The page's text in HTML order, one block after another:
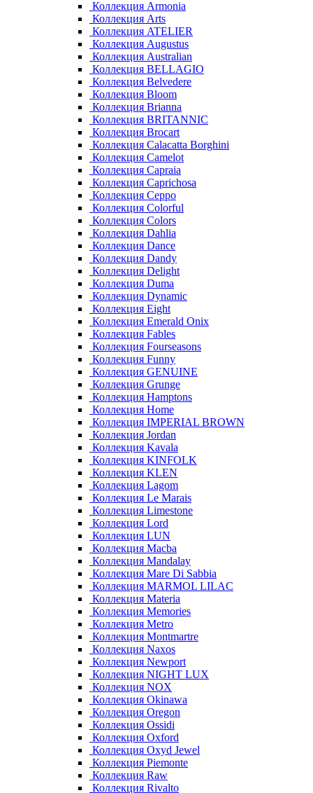
Коллекция Armonia
Коллекция Arts
Коллекция ATELIER
Коллекция Augustus
Коллекция Australian
Коллекция BELLAGIO
Коллекция Belvedere
Коллекция Bloom
Коллекция Brianna
Коллекция BRITANNIC
Коллекция Brocart
Коллекция Calacatta Borghini
Коллекция Camelot
Коллекция Capraia
Коллекция Caprichosa
Коллекция Ceppo
Коллекция Colorful
Коллекция Colors
Коллекция Dahlia
Коллекция Dance
Коллекция Dandy
Коллекция Delight
Коллекция Duma
Коллекция Dynamic
Коллекция Eight
Коллекция Emerald Onix
Коллекция Fables
Коллекция Fourseasons
Коллекция Funny
Коллекция GENUINE
Коллекция Grunge
Коллекция Hamptons
Коллекция Home
Коллекция IMPERIAL BROWN
Коллекция Jordan
Коллекция Kavala
Коллекция KINFOLK
Коллекция KLEN
Коллекция Lagom
Коллекция Le Marais
Коллекция Limestone
Коллекция Lord
Коллекция LUN
Коллекция Macba
Коллекция Mandalay
Коллекция Mare Di Sabbia
Коллекция MARMOL LILAC
Коллекция Materia
Коллекция Memories
Коллекция Metro
Коллекция Montmartre
Коллекция Naxos
Коллекция Newport
Коллекция NIGHT LUX
Коллекция NOX
Коллекция Okinawa
Коллекция Oregon
Коллекция Ossidi
Коллекция Oxford
Коллекция Oxyd Jewel
Коллекция Piemonte
Коллекция Raw
Коллекция Rivalto